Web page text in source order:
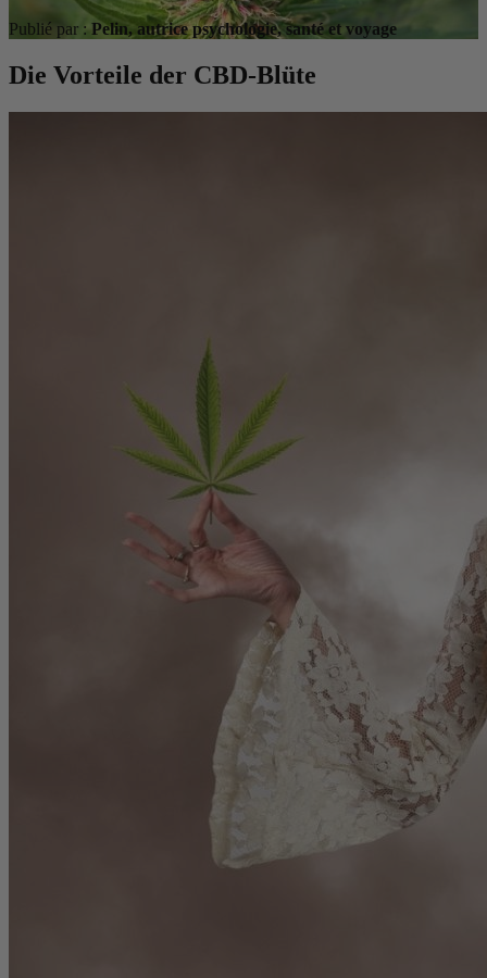
Publié par :Pelin, autrice psychologie, santé et voyage
Die Vorteile der CBD-Blüte